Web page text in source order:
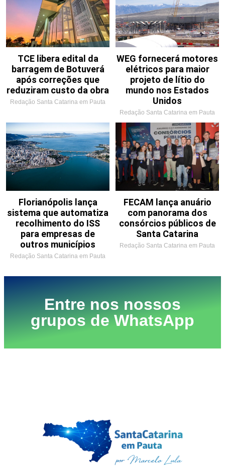
TCE libera edital da
barragem de Botuverá
após correções que
reduziram custo da obra
Redação Santa Catarina em Pauta
WEG fornecerá motores
elétricos para maior
projeto de lítio do
mundo nos Estados
Unidos
Redação Santa Catarina em Pauta
Florianópolis lança
sistema que automatiza
recolhimento do ISS
para empresas de
outros municípios
Redação Santa Catarina em Pauta
FECAM lança anuário
com panorama dos
consórcios públicos de
Santa Catarina
Redação Santa Catarina em Pauta
Entre nos nossos
grupos de WhatsApp